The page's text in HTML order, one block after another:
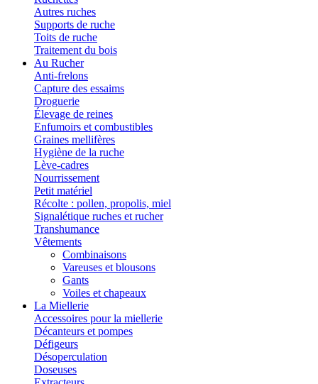
Autres ruches
Supports de ruche
Toits de ruche
Traitement du bois
Au Rucher
Anti-frelons
Capture des essaims
Droguerie
Élevage de reines
Enfumoirs et combustibles
Graines mellifères
Hygiène de la ruche
Lève-cadres
Nourrissement
Petit matériel
Récolte : pollen, propolis, miel
Signalétique ruches et rucher
Transhumance
Vêtements
Combinaisons
Vareuses et blousons
Gants
Voiles et chapeaux
La Miellerie
Accessoires pour la miellerie
Décanteurs et pompes
Défigeurs
Désoperculation
Doseuses